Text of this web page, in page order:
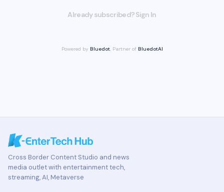
Already subscribed? Sign In
Powered by Bluedot, Partner of BluedotAI
Cross Border Content Studio and news
media outlet with entertainment tech,
streaming, AI, Metaverse